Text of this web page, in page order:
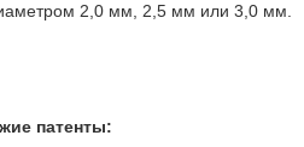
2,0 мм, 2,5 мм или 3,0 мм.
патенты: